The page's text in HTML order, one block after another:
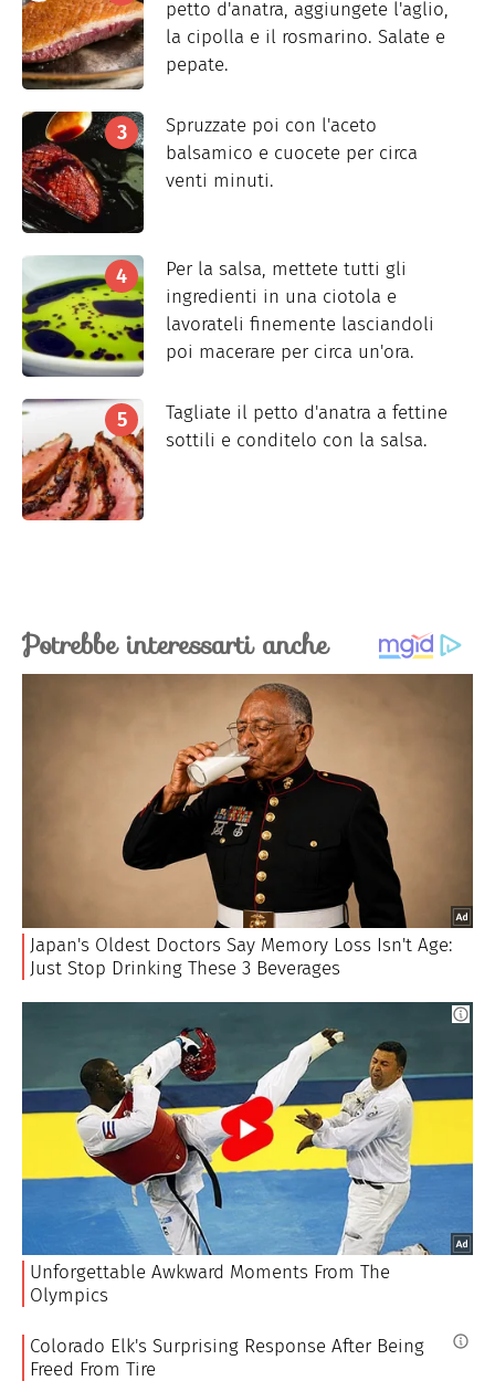
petto d'anatra, aggiungete l'aglio,
la cipolla e il rosmarino. Salate e
pepate.
Spruzzate poi con l'aceto
balsamico e cuocete per circa
venti minuti.
Per la salsa, mettete tutti gli
ingredienti in una ciotola e
lavorateli finemente lasciandoli
poi macerare per circa un'ora.
Tagliate il petto d'anatra a fettine
sottili e conditelo con la salsa.